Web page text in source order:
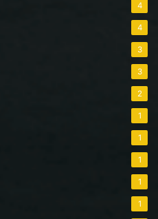
4
4
3
3
2
1
1
1
1
1